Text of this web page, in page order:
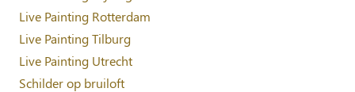
Live Painting Rotterdam
Live Painting Tilburg
Live Painting Utrecht
Schilder op bruiloft